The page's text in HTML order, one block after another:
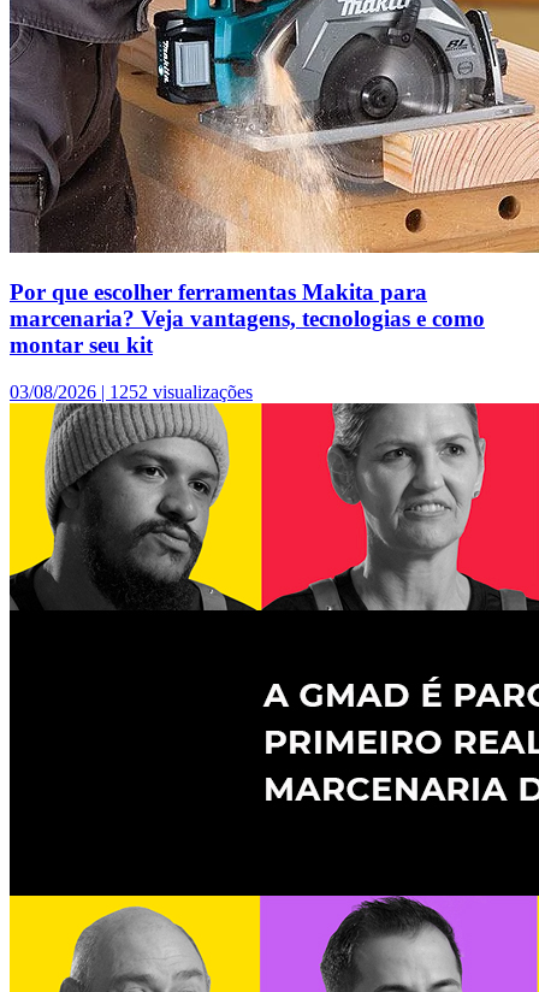
Por que escolher ferramentas Makita para
marcenaria? Veja vantagens, tecnologias e como
montar seu kit
03/08/2026 | 1252 visualizações